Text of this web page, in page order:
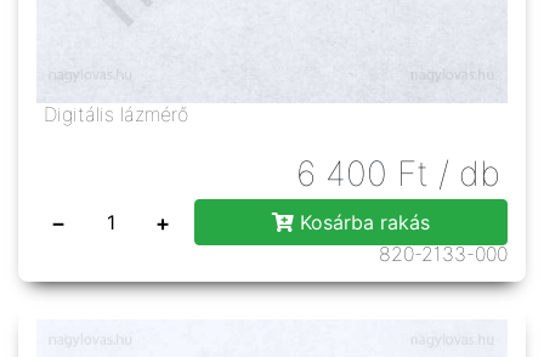
Digitális lázmérő
6 400 Ft / db
− +
Kosárba rakás
820-2133-000